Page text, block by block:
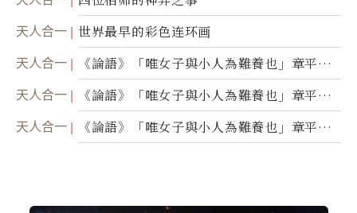
天人合一 世界最早的彩色连环画
天人合一
《論語》「唯女子與小人為難養也」章平議
（三）
天人合一
《論語》「唯女子與小人為難養也」章平議
（二）
天人合一
《論語》「唯女子與小人為難養也」章平議
（一）